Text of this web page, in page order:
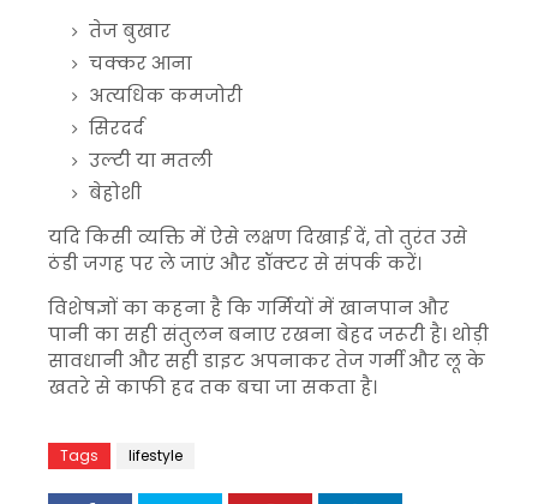
तेज बुखार
चक्कर आना
अत्यधिक कमजोरी
सिरदर्द
उल्टी या मतली
बेहोशी
यदि किसी व्यक्ति में ऐसे लक्षण दिखाई दें, तो तुरंत उसे
ठंडी जगह पर ले जाएं और डॉक्टर से संपर्क करें।
विशेषज्ञों का कहना है कि गर्मियों में खानपान और
पानी का सही संतुलन बनाए रखना बेहद जरूरी है। थोड़ी
सावधानी और सही डाइट अपनाकर तेज गर्मी और लू के
खतरे से काफी हद तक बचा जा सकता है।
Tags lifestyle